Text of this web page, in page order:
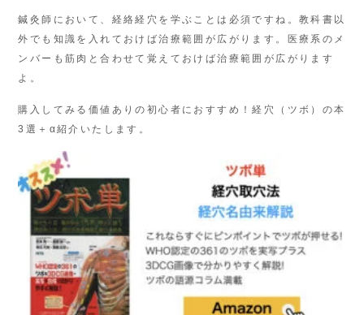
鍼灸師において、経絡経穴を学ぶことは必須ですね。教科書以
外でも知識を入れておけば治療範囲が広がります。医療系のメ
ンバーも筋肉と合わせて覚えておけば治療範囲が広がります
よ。
購入してみる価値ありの初心者におすすめ！経穴（ツボ）の本
3選＋α紹介いたします。